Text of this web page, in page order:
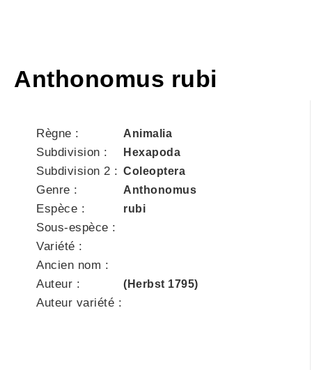
Anthonomus rubi
Règne : Animalia
Subdivision : Hexapoda
Subdivision 2 : Coleoptera
Genre : Anthonomus
Espèce : rubi
Sous-espèce :
Variété :
Ancien nom :
Auteur :
(Herbst 1795)
Auteur variété :